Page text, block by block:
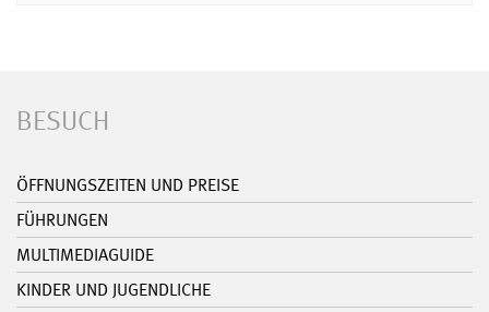
BESUCH
ÖFFNUNGSZEITEN UND PREISE
FÜHRUNGEN
MULTIMEDIAGUIDE
KINDER UND JUGENDLICHE